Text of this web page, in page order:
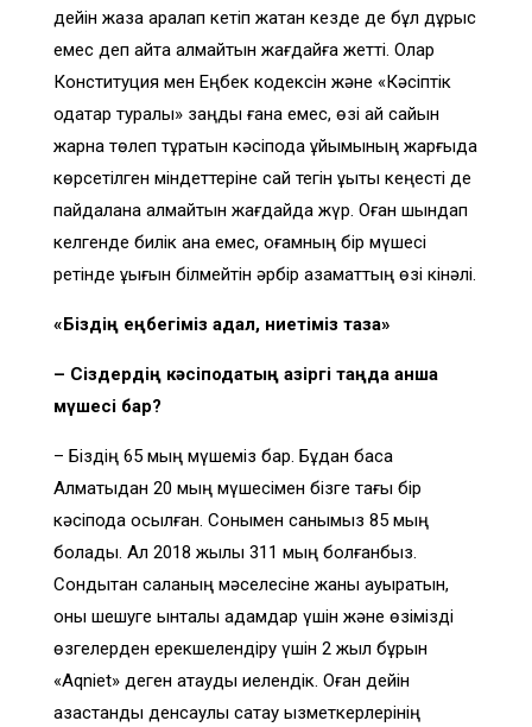
дейін жаза арқалап кетіп жатқан кезде де бұл дұрыс
емес деп айта алмайтын жағдайға жетті. Олар
Конституция мен Еңбек кодексін және «Кәсіптік
одақтар туралы» заңды ғана емес, өзі ай сайын
жарна төлеп тұратын кәсіподақ ұйымының жарғыда
көрсетілген міндеттеріне сай тегін құқықтық кеңесті де
пайдалана алмайтын жағдайда жүр. Оған шындап
келгенде билік қана емес, қоғамның бір мүшесі
ретінде құқығын білмейтін әрбір азаматтың өзі кінәлі.
«Біздің еңбегіміз адал, ниетіміз таза»
– Сіздердің кәсіподақтың қазіргі таңда қанша
мүшесі бар?
– Біздің 65 мың мүшеміз бар. Бұдан басқа
Алматыдан 20 мың мүшесімен бізге тағы бір
кәсіподақ қосылған. Сонымен санымыз 85 мың
болады. Ал 2018 жылы 311 мың болғанбыз.
Сондықтан саланың мәселесіне жаны ауыратын,
оны шешуге ынталы адамдар үшін және өзімізді
өзгелерден ерекшелендіру үшін 2 жыл бұрын
«Aqniet» деген атауды иелендік. Оған дейін
қазақстандық денсаулық сақтау қызметкерлерінің